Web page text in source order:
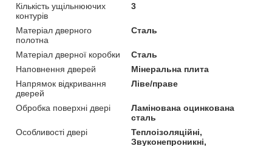
Кількість ущільнюючих
контурів
3
Матеріал дверного
полотна
Сталь
Матеріал дверної коробки
Сталь
Наповнення дверей
Мінеральна плита
Напрямок відкривання
дверей
Ліве/праве
Обробка поверхні двері
Ламінована оцинкована
сталь
Особливості двері
Теплоізоляційні,
Звуконепроникні,